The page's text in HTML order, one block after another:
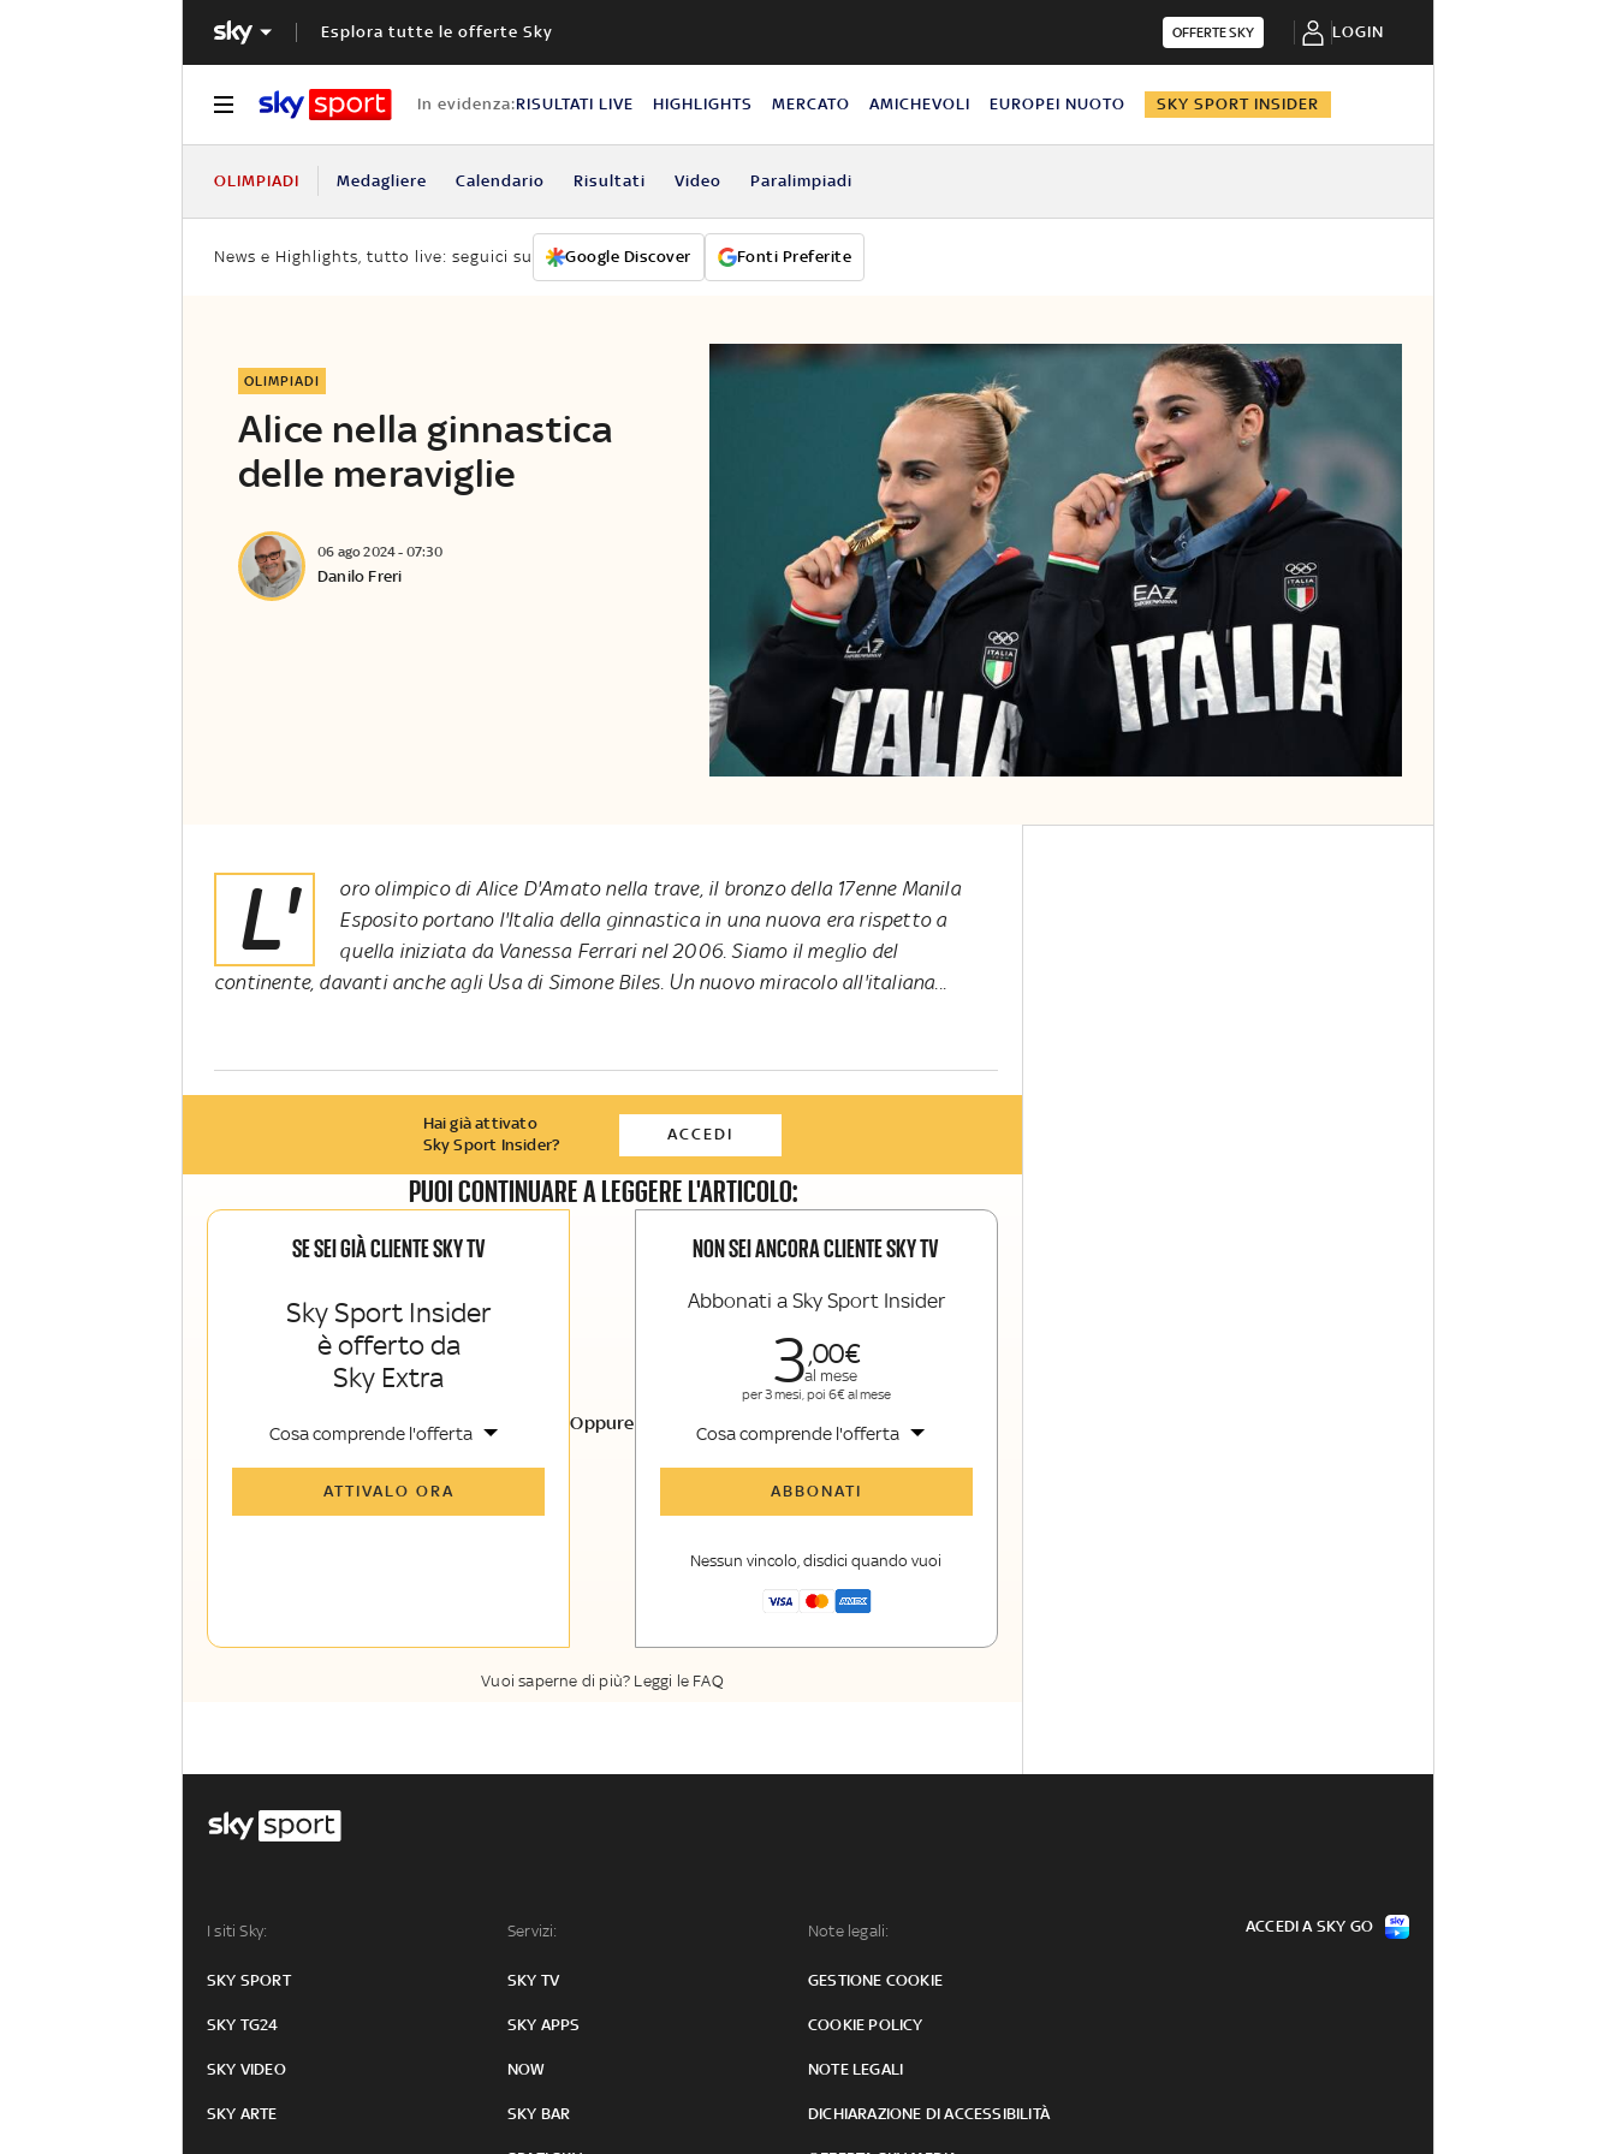
Esplora tutte le offerte Sky OFFERTE SKY LOGIN
In evidenza:RISULTATI LIVE HIGHLIGHTS MERCATO AMICHEVOLI EUROPEI NUOTO SKY SPORT INSIDER
OLIMPIADI Medagliere Calendario Risultati Video Paralimpiadi
News e Highlights, tutto live: seguici su Google Discover Fonti Preferite
Alice nella ginnastica
delle meraviglie
OLIMPIADI
06 ago 2024 - 07:30
Danilo Freri
L'
oro olimpico di Alice D'Amato nella trave, il bronzo della 17enne Manila
Esposito portano l'Italia della ginnastica in una nuova era rispetto a
quella iniziata da Vanessa Ferrari nel 2006. Siamo il meglio del
continente, davanti anche agli Usa di Simone Biles. Un nuovo miracolo all'italiana...
Hai già attivato
Sky Sport Insider?
ACCEDI
PUOI CONTINUARE A LEGGERE L'ARTICOLO:
SE SEI GIÀ CLIENTE SKY TV
Sky Sport Insider
è offerto da
Sky Extra
Cosa comprende l'offerta
Sky TG24 Insider
ATTIVALO ORA
Oppure
NON SEI ANCORA CLIENTE SKY TV
Abbonati a Sky Sport Insider
300
al mese
per 3 mesi, poi 6€ al mese
Cosa comprende l'offerta
Sport
La newsletter esclusiva di Sky Sport
ABBONATI
Nessun vincolo, disdici quando vuoi
Vuoi saperne di più? Leggi le FAQ
I siti Sky:
SKY SPORT
SKY TG24
SKY VIDEO
SKY ARTE
Servizi:
SKY TV
SKY APPS
NOW
SKY BAR
Note legali:
GESTIONE COOKIE
COOKIE POLICY
NOTE LEGALI
DICHIARAZIONE DI ACCESSIBILITÀ
ACCEDI A SKY GO